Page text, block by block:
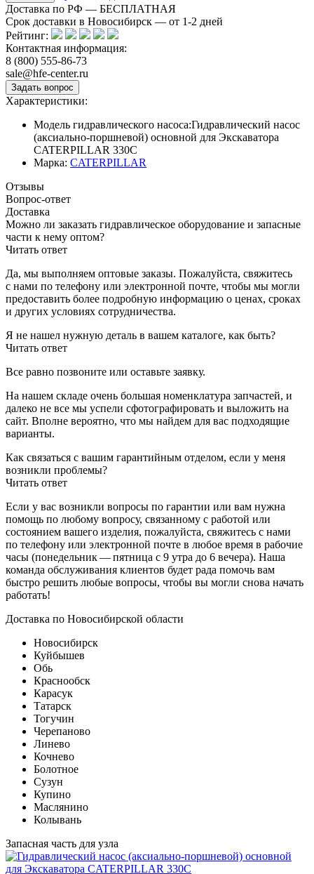
Доставка по РФ — БЕСПЛАТНАЯ
Срок доставки в Новосибирск — от 1-2 дней
Рейтинг:
Контактная информация:
8 (800) 555-86-73
sale@hfe-center.ru
Характеристики:
Модель гидравлического насоса:Гидравлический насос
(аксиально-поршневой) основной для Экскаватора
CATERPILLAR 330C
Марка: CATERPILLAR
Отзывы
Вопрос-ответ
Доставка
Можно ли заказать гидравлическое оборудование и запасные
части к нему оптом?
Читать ответ
Да, мы выполняем оптовые заказы. Пожалуйста, свяжитесь
с нами по телефону или электронной почте, чтобы мы могли
предоставить более подробную информацию о ценах, сроках
и других условиях сотрудничества.
Я не нашел нужную деталь в вашем каталоге, как быть?
Читать ответ
Все равно позвоните или оставьте заявку.
На нашем складе очень большая номенклатура запчастей, и
далеко не все мы успели сфотографировать и выложить на
сайт. Вполне вероятно, что мы найдем для вас подходящие
варианты.
Как связаться с вашим гарантийным отделом, если у меня
возникли проблемы?
Читать ответ
Если у вас возникли вопросы по гарантии или вам нужна
помощь по любому вопросу, связанному с работой или
состоянием вашего изделия, пожалуйста, свяжитесь с нами
по телефону или электронной почте в любое время в рабочие
часы (понедельник — пятница с 9 утра до 6 вечера). Наша
команда обслуживания клиентов будет рада помочь вам
быстро решить любые вопросы, чтобы вы могли снова начать
работать!
Доставка по Новосибирской области
Новосибирск
Куйбышев
Обь
Краснообск
Карасук
Татарск
Тогучин
Черепаново
Линево
Кочнево
Болотное
Сузун
Купино
Маслянино
Колывань
Запасная часть для узла